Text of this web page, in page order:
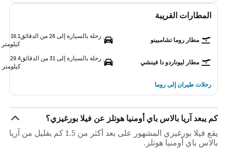
المطارات القريبة
مطار روما تشامبينو
رحلة بالسيارة إلى 26 من الدقائق
16.1
كيلومتر
مطار ليوناردو دا فينشي
رحلة بالسيارة إلى 31 من الدقائق
29.4
كيلومتر
رحلات طيران إلى روما
كم يبعد آريا بالاس باي أومنيا هوتلز عن فيلا بورغيزي؟
يقع فيلا بورغيزي المشهور على بعد أكثر من 1.5 كم بقليل من آريا
بالاس باي أومنيا هوتلز.